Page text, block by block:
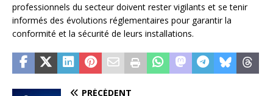
professionnels du secteur doivent rester vigilants et se tenir
informés des évolutions réglementaires pour garantir la
conformité et la sécurité de leurs installations.
PRÉCÉDENT